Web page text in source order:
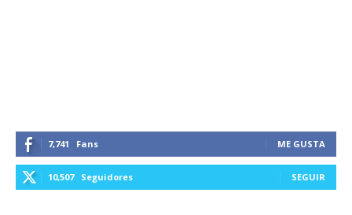
7,741 Fans ME GUSTA
10,507 Seguidores SEGUIR